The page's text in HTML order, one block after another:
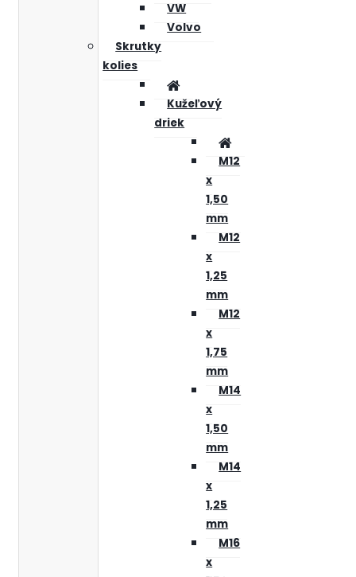
VW
Volvo
Skrutky
kolies
Kužeľový
driek
M12
x
1,50
mm
M12
x
1,25
mm
M12
x
1,75
mm
M14
x
1,50
mm
M14
x
1,25
mm
M16
x